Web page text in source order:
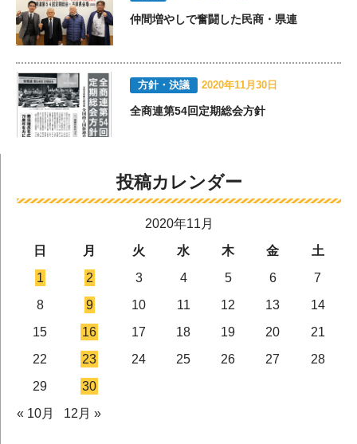
仲間増やしで奮闘した民商・県連
方針・決議 2020年11月30日
全商連第54回定期総会方針
投稿カレンダー
2020年11月
日
月 火 水 木 金
土
1
2 3 4 5 6
7
8
9 10 11 12 13
14
15
16 17 18 19 20
21
22
23 24 25 26 27
28
29
30
« 10月
12月 »